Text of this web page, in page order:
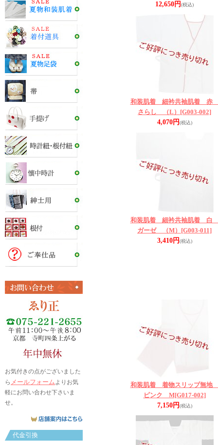
お気付きの点がございました
ら メールフォームよりお気
軽にお問い合わせ下さいま
せ。
代金引換
12,650円(税込)
和装肌着 細衿共袖肌着
さらし （L） [G003-002]
4,070円(税込)
和装肌着 細衿共袖肌着
ガーゼ （M） [G003-011]
3,410円(税込)
和装肌着 着物スリップ無
ピンク M[G017-002]
7,150円(税込)